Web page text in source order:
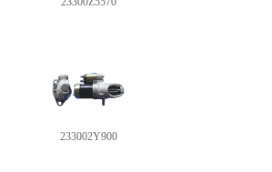
233002Y900